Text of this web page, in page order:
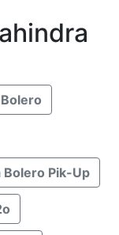
Bolero Pik-Up